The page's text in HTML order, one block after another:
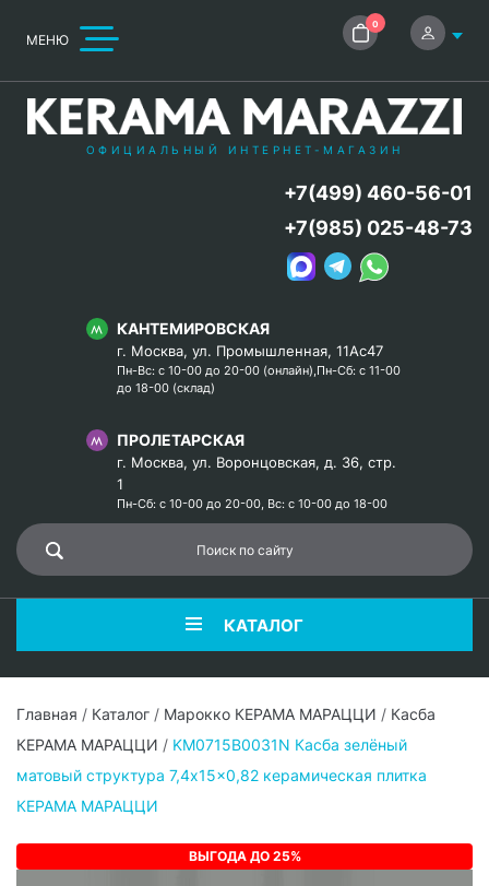
МЕНЮ
0
ОФИЦИАЛЬНЫЙ ИНТЕРНЕТ-МАГАЗИН
КАНТЕМИРОВСКАЯ
г. Москва, ул. Промышленная, 11Ас47
Пн-Вс: с 10-00 до 20-00 (онлайн),Пн-Сб: с 11-00
до 18-00 (склад)
ПРОЛЕТАРСКАЯ
г. Москва, ул. Воронцовская, д. 36, стр.
1
Пн-Сб: с 10-00 до 20-00, Вс: с 10-00 до 18-00
+7(499) 460-56-01
+7(985) 025-48-73
КАТАЛОГ
Главная / Каталог / Марокко КЕРАМА МАРАЦЦИ / Касба
КЕРАМА МАРАЦЦИ / KM0715B0031N Касба зелёный
матовый структура 7,4x15x0,82 керамическая плитка
КЕРАМА МАРАЦЦИ
ВЫГОДА ДО 25%